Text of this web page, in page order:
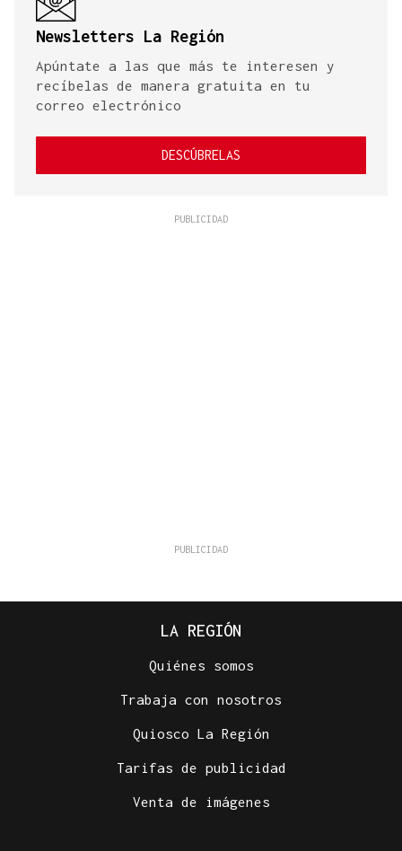
Newsletters La Región
Apúntate a las que más te interesen y
recíbelas de manera gratuita en tu
correo electrónico
DESCÚBRELAS
LA REGIÓN
Quiénes somos
Trabaja con nosotros
Quiosco La Región
Tarifas de publicidad
Venta de imágenes